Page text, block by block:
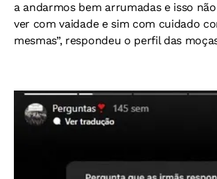
a andarmos bem arrumadas e isso
ver com vaidade e sim com cuidado
mesmas”, respondeu o perfil das